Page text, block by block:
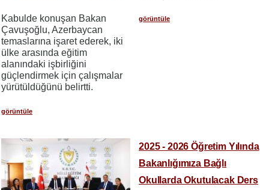
Kabulde konuşan Bakan
Çavuşoğlu, Azerbaycan
temaslarına işaret ederek, iki
ülke arasında eğitim
alanındaki işbirliğini
güçlendirmek için çalışmalar
yürütüldüğünü belirtti.
görüntüle
görüntüle
2025 - 2026 Öğretim Yılında
Bakanlığımıza Bağlı
Okullarda Okutulacak Ders